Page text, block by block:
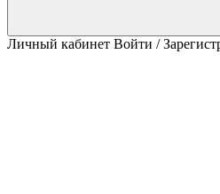
Личный кабинет Войти /